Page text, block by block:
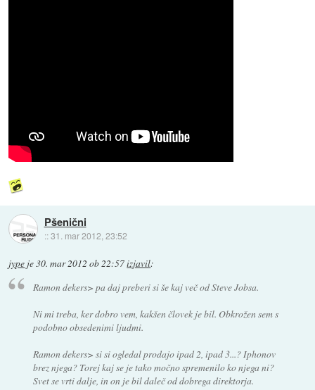
Pšenični
::31. mar 2012, 23:52
jype je30. mar 2012 ob 22:57izjavil:
Ramon dekers> pa daj preberi si še kaj več od Steve Jobsa.
Ni mi treba, ker dobro vem, kakšen človek je bil. Obkrožen sem s
podobno obsedenimi ljudmi.
Ramon dekers> si si ogledal prodajo ipad 2, ipad 3...? Iphonov
brez njega? Torej kaj se je tako močno spremenilo ko njega ni?
Svet se vrti dalje, in on je bil daleč od dobrega direktorja.